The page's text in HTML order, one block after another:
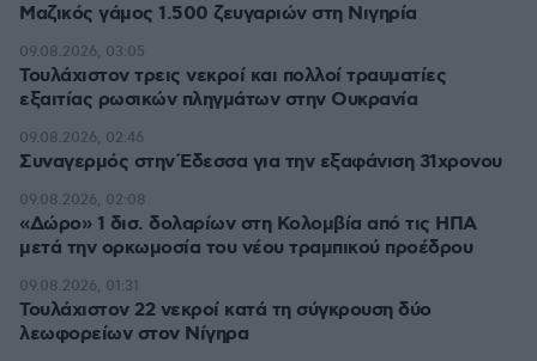
Μαζικός γάμος 1.500 ζευγαριών στη Νιγηρία
Τουλάχιστον τρεις νεκροί και πολλοί τραυματίες
εξαιτίας ρωσικών πληγμάτων στην Ουκρανία
09.08.2026, 03:05
Συναγερμός στην Έδεσσα για την εξαφάνιση 31χρονου
09.08.2026, 02:46
«Δώρο» 1 δισ. δολαρίων στη Κολομβία από τις ΗΠΑ
μετά την ορκωμοσία του νέου τραμπικού προέδρου
09.08.2026, 02:08
Τουλάχιστον 22 νεκροί κατά τη σύγκρουση δύο
λεωφορείων στον Νίγηρα
09.08.2026, 01:31